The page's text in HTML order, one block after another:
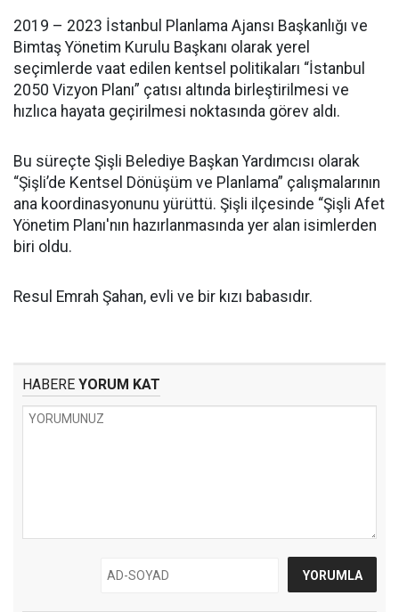
2019 – 2023 İstanbul Planlama Ajansı Başkanlığı ve
Bimtaş Yönetim Kurulu Başkanı olarak yerel
seçimlerde vaat edilen kentsel politikaları “İstanbul
2050 Vizyon Planı” çatısı altında birleştirilmesi ve
hızlıca hayata geçirilmesi noktasında görev aldı.
Bu süreçte Şişli Belediye Başkan Yardımcısı olarak
“Şişli’de Kentsel Dönüşüm ve Planlama” çalışmalarının
ana koordinasyonunu yürüttü. Şişli ilçesinde “Şişli Afet
Yönetim Planı'nın hazırlanmasında yer alan isimlerden
biri oldu.
Resul Emrah Şahan, evli ve bir kızı babasıdır.
HABERE YORUM KAT